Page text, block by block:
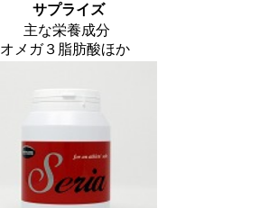
サプライズ
主な栄養成分
オメガ３脂肪酸ほか